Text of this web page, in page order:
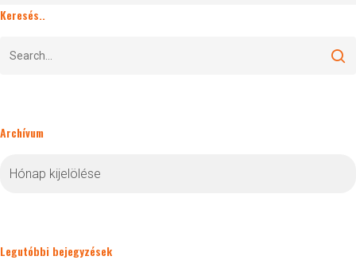
Keresés..
Archívum
Legutóbbi bejegyzések